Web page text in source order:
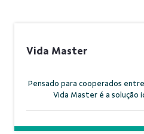
Vida Master
Pensado para cooperados
Vida Master é a solução